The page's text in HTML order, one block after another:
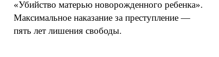
«Убийство матерью новорожденного ребенка».
Максимальное наказание за преступление —
пять лет лишения свободы.